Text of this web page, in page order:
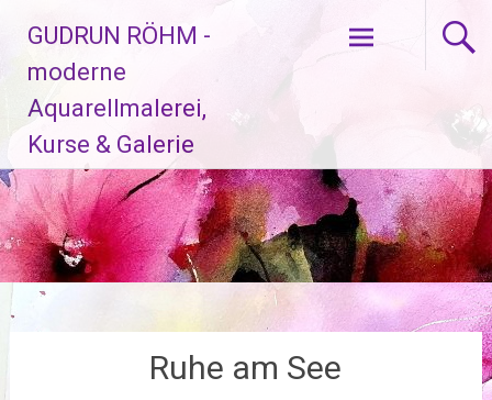
Inhalt
springen
GUDRUN RÖHM -
moderne
Aquarellmalerei,
Kurse & Galerie
Ruhe am See